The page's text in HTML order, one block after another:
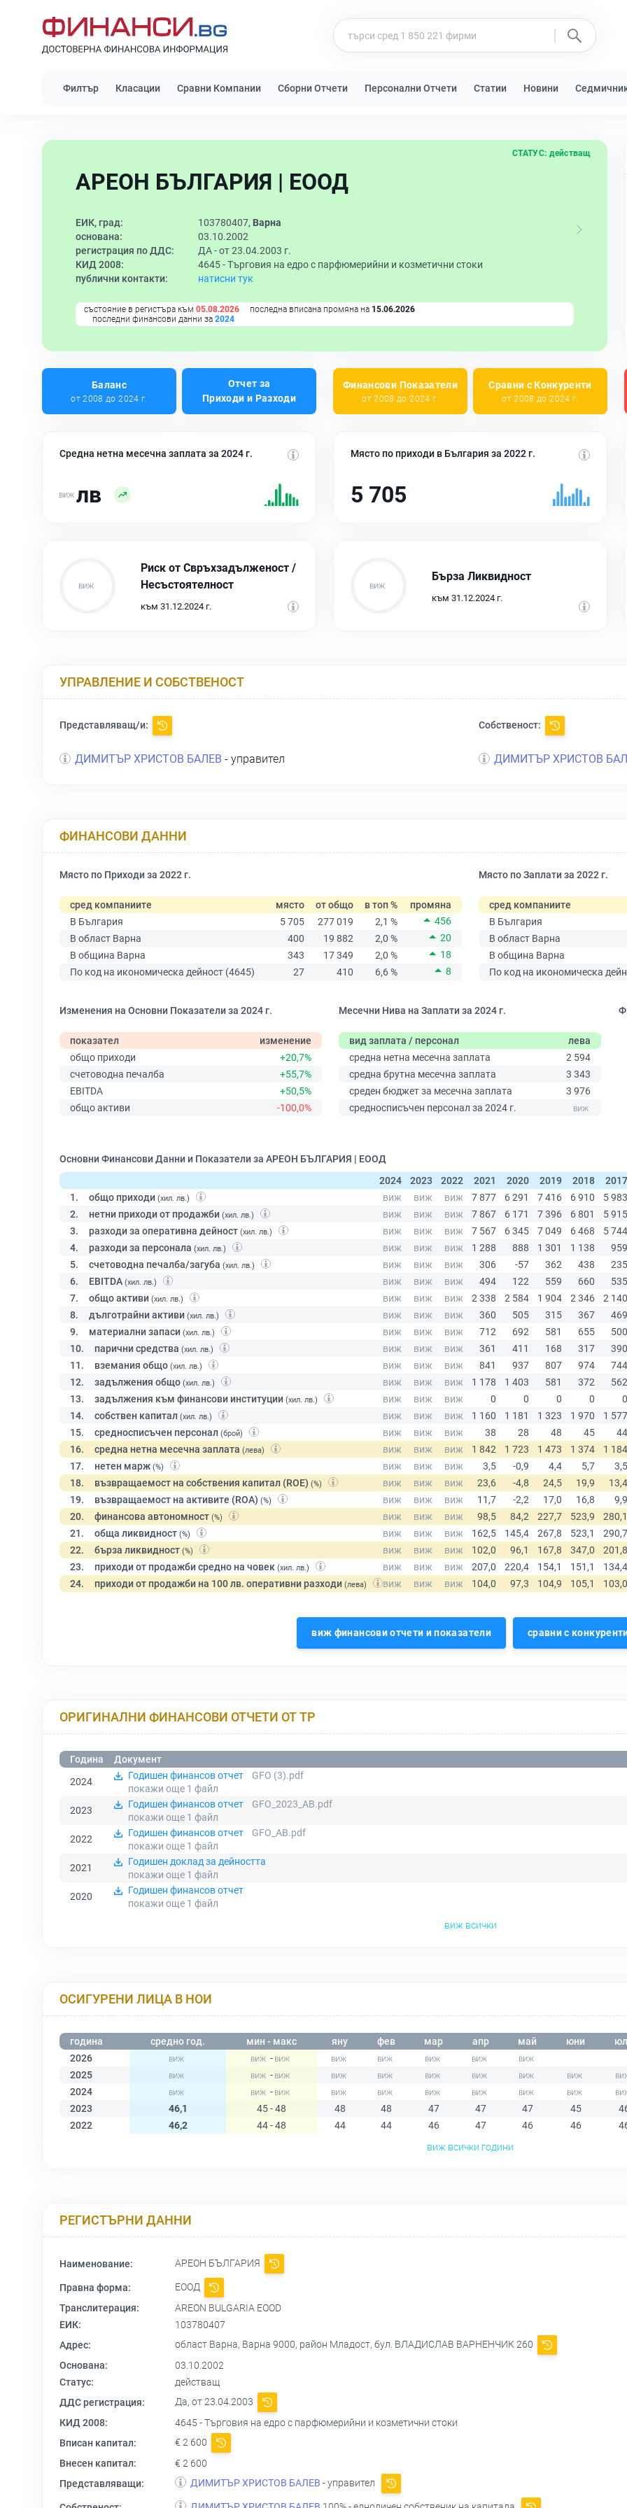
Филтър Класации Сравни Компании Сборни Отчети Персонални Отчети Статии Новини
АРЕОН БЪЛГАРИЯ | ЕООД
СТАТУС: действащ
ЕИК, град: 103780407, Варна
основана:
03.10.2002
регистрация по ДДС:
ДА - от 23.04.2003 г.
КИД 2008:
4645 -Търговия на едро с парфюмерийни и козметични стоки
публични контакти:
натисни тук
състояние в регистъра към 05.08.2026 последна вписана промяна на 15.06.2026
последни финансови данни за 2024
Баланс
от 2008 до 2024 г.
Отчет за
Приходи и Разходи
Финансови Показатели
от 2008 до 2024 г.
Сравни с Конкуренти
от 2008 до 2024 г.
Средна нетна месечна заплата за 2024 г.
лв
Място по приходи в България за 2022 г.
5 705
Риск от Свръхзадълженост /
Несъстоятелност
към 31.12.2024 г.
Бърза Ликвидност
към 31.12.2024 г.
УПРАВЛЕНИЕ И СОБСТВЕНОСТ
Представляващ/и:
ДИМИТЪР ХРИСТОВ БАЛЕВ - управител
Собственост:
ДИМИТЪР ХРИСТОВ
ФИНАНСОВИ ДАННИ
Място по Приходи за 2022 г.
сред компаниите място от общо в топ %
промяна
В България
5 705 277 019 2,1 %
456
В област Варна
400 19 882 2,0 %
20
В община Варна
343 17 349 2,0 %
18
По код на икономическа дейност (4645)
27 410 6,6 % 8
Място по Заплати за 2022 г.
сред компаниите
В България
В област Варна
В община Варна
По код на икономическа
Изменения на Основни Показатели за 2024 г.
показател
изменение
общо приходи
+20,7%
счетоводна печалба
+55,7%
EBITDA
+50,5%
общо активи
-100,0%
Месечни Нива на Заплати за 2024 г.
вид заплата / персонал
лева
средна нетна месечна заплата
2 594
средна брутна месечна заплата
3 343
среден бюджет за месечна заплата
3 976
средносписъчен персонал за 2024 г.
Основни Финансови Данни и Показатели за АРЕОН БЪЛГАРИЯ | ЕООД
2024
2023 2022 2021 2020 2019 2018
2017
1.
общо приходи (хил. лв.)
2. нетни приходи от продажби (хил. лв.)
3. разходи за оперативна дейност (хил. лв.)
4. разходи за персонала (хил. лв.)
5. счетоводна печалба/загуба (хил. лв.)
6. EBITDA (хил. лв.)
7. общо активи (хил. лв.)
8. дълготрайни активи (хил. лв.)
9. материални запаси (хил. лв.)
10. парични средства (хил. лв.)
11. вземания общо (хил. лв.)
12. задължения общо (хил. лв.)
13. задължения към финансови институции (хил. лв.)
14. собствен капитал (хил. лв.)
15. средносписъчен персонал (брой)
16. средна нетна месечна заплата (лева)
17. нетен марж (%)
18. възвращаемост на собствения капитал (ROE) (%)
19. възвращаемост на активите (ROA) (%)
20. финансова автономност (%)
21. обща ликвидност (%)
22. бърза ликвидност (%)
23. приходи от продажби средно на човек (хил. лв.)
24. приходи от продажби на 100 лв. оперативни разходи (лева)
виж финансови отчети и показатели сравни с
ОРИГИНАЛНИ ФИНАНСОВИ ОТЧЕТИ ОТ ТР
Година
Документ
2024
Годишен финансов отчет
GFO (3).pdf
покажи още 1 файл
2023
Годишен финансов отчет
GFO_2023_AB.pdf
покажи още 1 файл
2022
Годишен финансов отчет
GFO_AB.pdf
покажи още 1 файл
2021
Годишен доклад за дейността
покажи още 1 файл
2020
Годишен финансов отчет
покажи още 1 файл
виж всички
ОСИГУРЕНИ ЛИЦА В НОИ
година средно год. мин - макс яну фев мар апр май юни
2026
-
2025
-
2024
-
2023
46,1 45 - 48 48 48 47 47 47 45
2022
46,2 44 - 48 44 44 46 47 46 46
виж всички години
РЕГИСТЪРНИ ДАННИ
Наименование: АРЕОН БЪЛГАРИЯ
Правна форма:
ЕООД
Транслитерация:
AREON BULGARIA EOOD
ЕИК:
103780407
Адрес:
област Варна, Варна 9000, район Младост, бул. ВЛАДИСЛАВ ВАРНЕНЧИК 260
Основана:
03.10.2002
Статус:
действащ
ДДС регистрация:
Да, от 23.04.2003
КИД 2008:
4645 - Търговия на едро с парфюмерийни и козметични стоки
Вписан капитал:
€ 2 600
Внесен капитал:
€ 2 600
Представляващи:
ДИМИТЪР ХРИСТОВ БАЛЕВ - управител